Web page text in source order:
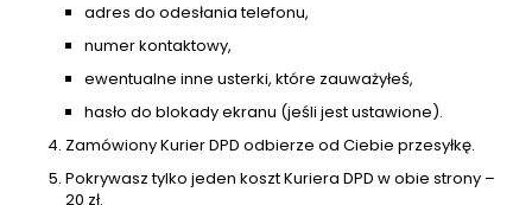
adres do odesłania telefonu,
numer kontaktowy,
ewentualne inne usterki, które zauważyłeś,
hasło do blokady ekranu (jeśli jest ustawione).
Zamówiony Kurier DPD odbierze od Ciebie przesyłkę.
Pokrywasz tylko jeden koszt Kuriera DPD w obie strony –
20 zł.